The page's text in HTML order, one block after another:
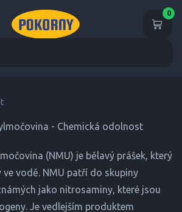
0
- Chemická odolnost
(NMU) je bělavý prášek, který
vodě. NMU patří do skupiny
jako nitrosaminy, které jsou
Je vedlejším produktem